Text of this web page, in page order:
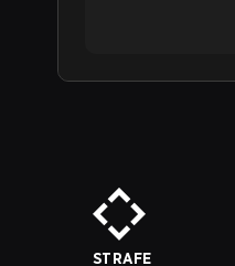
STRAFE